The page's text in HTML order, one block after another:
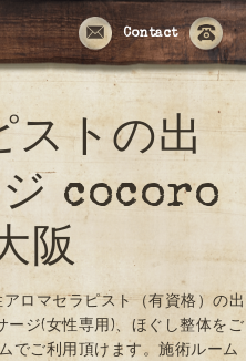
Contact
ストの出
ジ cocoro
阪
ロマセラピスト（有資格）の出
ージ(女性専用)、ほぐし整体をご
でご利用頂けます。施術ルーム